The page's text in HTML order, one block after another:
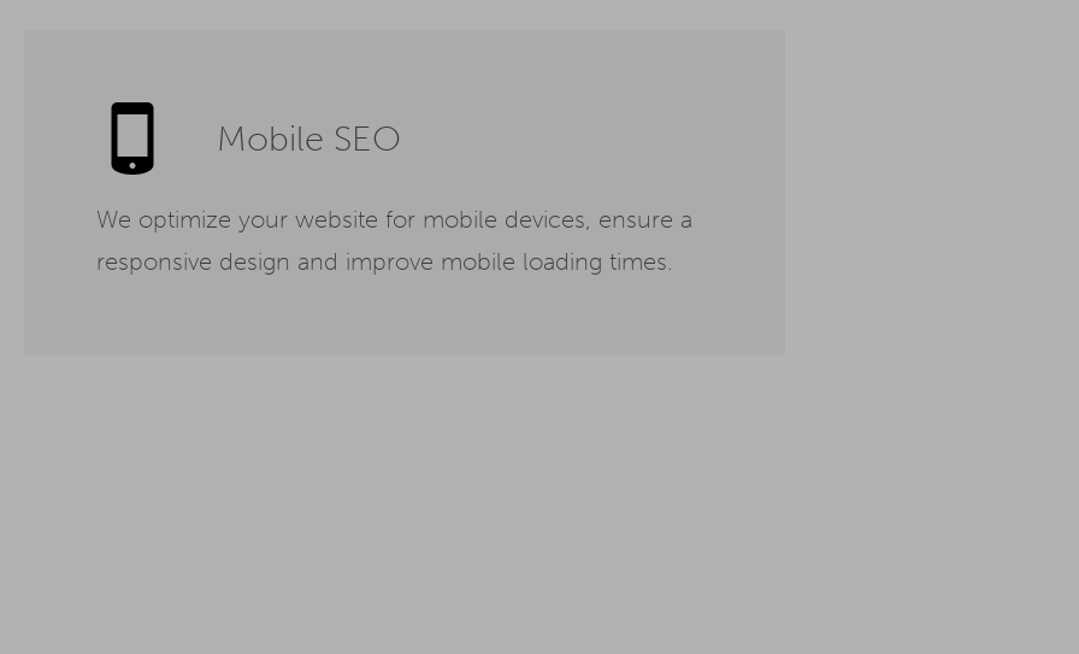
Mobile SEO
We optimize your website for mobile devices, ensure a
responsive design and improve mobile loading times.